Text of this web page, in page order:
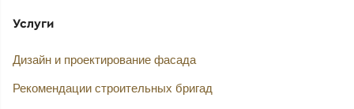
Услуги
Дизайн и проектирование фасада
Рекомендации строительных бригад